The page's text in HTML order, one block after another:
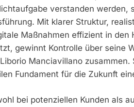
verstanden werden,
Mit klarer Struktur,
Maßnahmen effizient in
gewinnt Kontrolle über seine
Manciavillano
Fundament für die Zukunft
bei potenziellen Kunden als